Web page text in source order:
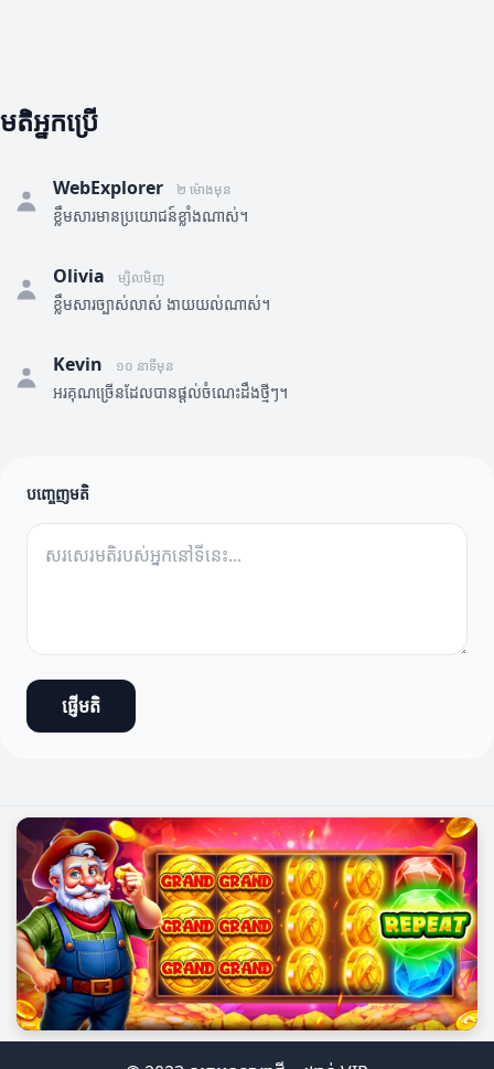
មតិអ្នកប្រើ
WebExplorer ២ ម៉ោងមុន
ខ្លឹមសារមានប្រយោជន៍ខ្លាំងណាស់។
Olivia ម្សិលមិញ
ខ្លឹមសារច្បាស់លាស់ ងាយយល់ណាស់។
Kevin ១០ នាទីមុន
អរគុណច្រើនដែលបានផ្តល់ចំណេះដឹងថ្មីៗ។
បញ្ចេញមតិ
ផ្ញើមតិ